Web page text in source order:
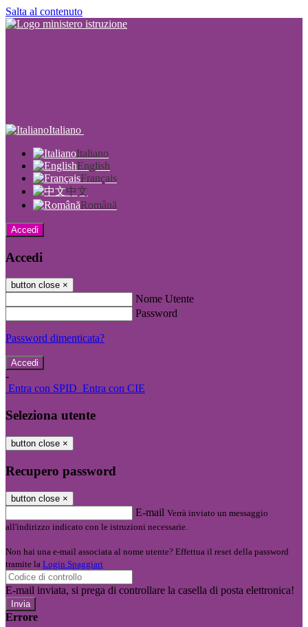
Salta al contenuto
Italiano
Italiano
English
Français
中文
Română
Accedi
Accedi
button close ×
Nome Utente
Password
Password dimenticata?
-
Entra con SPID Entra con CIE
Seleziona utente
button close ×
Recupero password
button close ×
E-mail Verrà inviato un messaggio
all'indirizzo indicato con le istruzioni necessarie.
Non hai una e-mail associata al nome utente? Effettua il reset della password
tramite la Login Spaggiari
E-mail inviata, si prega di controllare la casella di posta elettronica!
Errore